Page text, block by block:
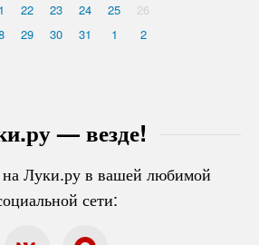
— везде!
Луки.ру в вашей любимой
сети:
22 23 24 25
26
29 30 31 1 2